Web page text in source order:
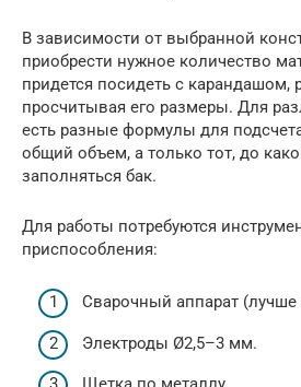
В зависимости от выбранной
приобрести нужное количество
придется посидеть с карандашом,
просчитывая его размеры. Для
есть разные формулы для
общий объем, а только тот, до
заполняться бак.
Для работы потребуются
приспособления:
Сварочный аппарат (лучше
Электроды Ø2,5–3 мм.